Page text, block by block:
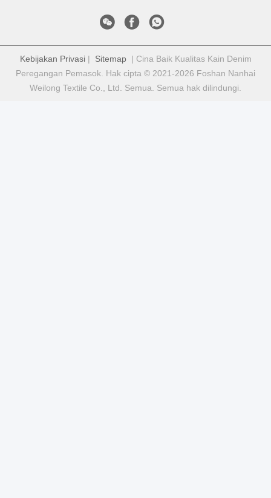
Kebijakan Privasi| Sitemap| Cina Baik Kualitas Kain Denim
Peregangan Pemasok. Hak cipta © 2021-2026 Foshan Nanhai
Weilong Textile Co., Ltd. Semua. Semua hak dilindungi.